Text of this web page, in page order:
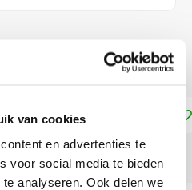
van cookies
en advertenties te
voor social media te bieden
analyseren. Ook delen we
aan winkelwagen